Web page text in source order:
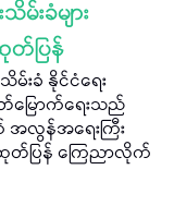
းခံများ
တ်ပြန်
းခံ နိုင်ငံရေး
လွတ်မြောက်ရေးသည်
အလွန်အရေးကြီး
ထုတ်ပြန် ကြေညာလိုက်